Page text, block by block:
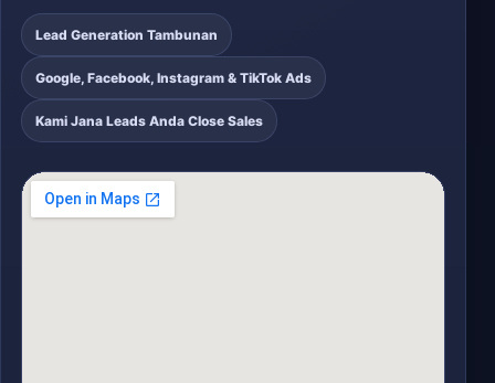
Lead Generation Tambunan
Google, Facebook, Instagram & TikTok Ads
Kami Jana Leads Anda Close Sales